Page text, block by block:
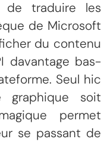
de traduire les
de Microsoft
du contenu
davantage bas-
Seul hic
soit
permet
se passant de